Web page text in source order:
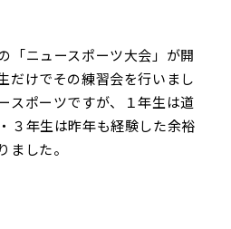
「ニュースポーツ大会」が開
だけでその練習会を行いまし
スポーツですが、１年生は道
３年生は昨年も経験した余裕
ました。